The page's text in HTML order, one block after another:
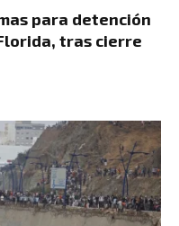
para detención
tras cierre